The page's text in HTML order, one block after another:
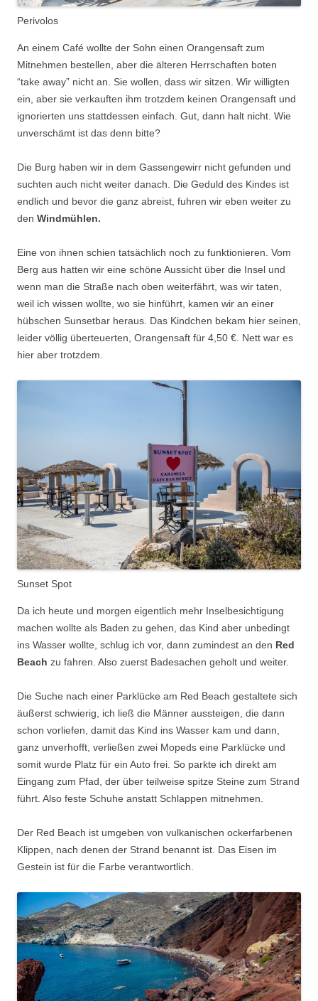
Perivolos
An einem Café wollte der Sohn einen Orangensaft zum
Mitnehmen bestellen, aber die älteren Herrschaften boten
“take away” nicht an. Sie wollen, dass wir sitzen. Wir willigten
ein, aber sie verkauften ihm trotzdem keinen Orangensaft und
ignorierten uns stattdessen einfach. Gut, dann halt nicht. Wie
unverschämt ist das denn bitte?
Die Burg haben wir in dem Gassengewirr nicht gefunden und
suchten auch nicht weiter danach. Die Geduld des Kindes ist
endlich und bevor die ganz abreist, fuhren wir eben weiter zu
den Windmühlen.
Eine von ihnen schien tatsächlich noch zu funktionieren. Vom
Berg aus hatten wir eine schöne Aussicht über die Insel und
wenn man die Straße nach oben weiterfährt, was wir taten,
weil ich wissen wollte, wo sie hinführt, kamen wir an einer
hübschen Sunsetbar heraus. Das Kindchen bekam hier seinen,
leider völlig überteuerten, Orangensaft für 4,50 €. Nett war es
hier aber trotzdem.
Sunset Spot
Da ich heute und morgen eigentlich mehr Inselbesichtigung
machen wollte als Baden zu gehen, das Kind aber unbedingt
ins Wasser wollte, schlug ich vor, dann zumindest an den Red
Beach zu fahren. Also zuerst Badesachen geholt und weiter.
Die Suche nach einer Parklücke am Red Beach gestaltete sich
äußerst schwierig, ich ließ die Männer aussteigen, die dann
schon vorliefen, damit das Kind ins Wasser kam und dann,
ganz unverhofft, verließen zwei Mopeds eine Parklücke und
somit wurde Platz für ein Auto frei. So parkte ich direkt am
Eingang zum Pfad, der über teilweise spitze Steine zum Strand
führt. Also feste Schuhe anstatt Schlappen mitnehmen.
Der Red Beach ist umgeben von vulkanischen ockerfarbenen
Klippen, nach denen der Strand benannt ist. Das Eisen im
Gestein ist für die Farbe verantwortlich.